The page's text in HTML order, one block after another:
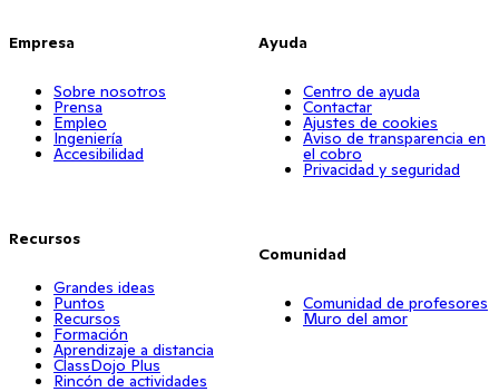
Empresa
Sobre nosotros
Prensa
Empleo
Ingeniería
Accesibilidad
Recursos
Grandes ideas
Puntos
Recursos
Formación
Aprendizaje a distancia
ClassDojo Plus
Rincón de actividades
Ayuda
Centro de ayuda
Contactar
Ajustes de cookies
Aviso de transparencia en
el cobro
Privacidad y seguridad
Comunidad
Comunidad de profesores
Muro del amor